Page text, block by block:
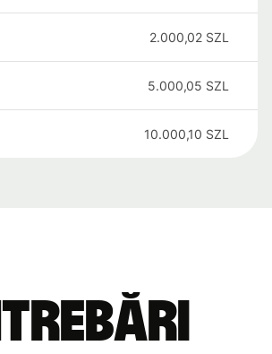
2.000,02 SZL
5.000,05 SZL
10.000,10 SZL